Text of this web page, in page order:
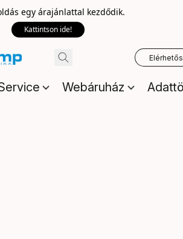
egy árajánlattal kezdődik.
Kattintson ide!
Webáruház